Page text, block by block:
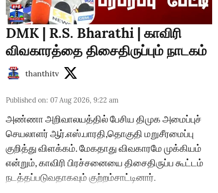
DMK | R.S. Bharathi | காவிரி
விவகாரத்தை திசைதிருப்பும் நாடகம்
thanthitv
Published on: 07 Aug 2026, 9:22 am
அண்ணா அறிவாலயத்தில் பேசிய திமுக அமைப்புச்
செயலாளர் ஆர்.எஸ்.பாரதி,தொகுதி மறுசீரமைப்பு
குறித்து விளக்கம். மேகதாது விவகாரமே முக்கியம்
என்றும், காவிரி பிரச்சனையை திசைதிருப்ப கூட்டம்
நடத்தப்படுவதாகவும் குற்றம்சாட்டினார்.